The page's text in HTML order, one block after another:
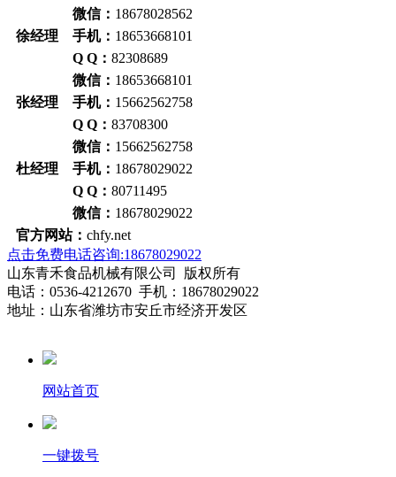
微信： 18678028562
徐经理 手机： 18653668101
Q Q： 82308689
微信： 18653668101
张经理 手机： 15662562758
Q Q： 83708300
微信： 15662562758
杜经理 手机： 18678029022
Q Q： 80711495
微信： 18678029022
官方网站： chfy.net
点击免费电话咨询:18678029022
山东青禾食品机械有限公司 版权所有
电话：0536-4212670 手机：18678029022
地址：山东省潍坊市安丘市经济开发区
网站首页
一键拨号